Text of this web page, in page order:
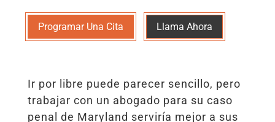
Programar Una Cita Llama Ahora
Ir por libre puede parecer sencillo, pero
trabajar con un abogado para su caso
penal de Maryland serviría mejor a sus